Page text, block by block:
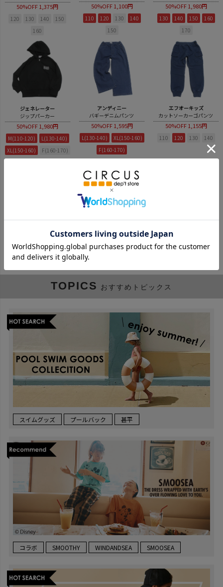
50%OFF1,375円
120 130 140
150
160
50%OFF 1,100円
110 120 130
140
150
50%OFF 1,980円
130 140 150
160
170
ジェネレーター
ジップパーカー
50%OFF1,980円
M(110-120)
L(130-140)
XL(150-160)
F(160-170)
アンディニー
バギーデニムパンツ
50%OFF 1,595円
L(130-140)
XL(150-160)
F(160-170)
エフオーキッズ
カットソーカーゴパンツ
50%OFF 1,155円
110 120 130 140
20％オフ対象商品はこちら
TOPICS おすすめトピックス
スイムグッズ プールバック 甚平
コラボ SMOOTHY WINDANDSEA SMOOSEA